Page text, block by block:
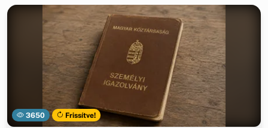
3650 Frissítve!